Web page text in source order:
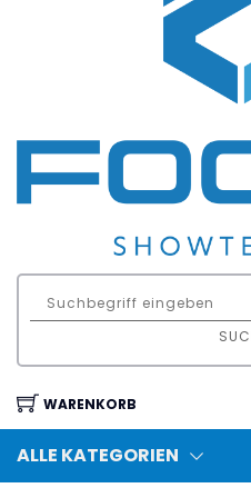
WARENKORB
ALLE KATEGORIEN